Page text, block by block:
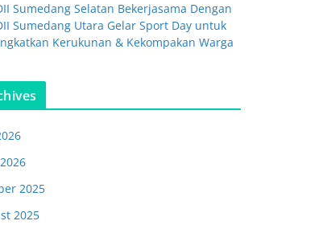
Sumedang Selatan Bekerjasama Dengan
Sumedang Utara Gelar Sport Day untuk
Kerukunan & Kekompakan Warga
2025
2025